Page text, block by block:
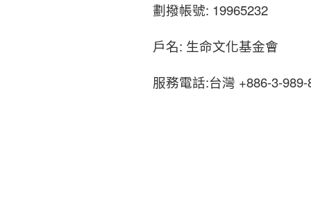
劃撥帳號: 19965232
戶名: 生命文化基金會
服務電話:台灣 +886-3-989-